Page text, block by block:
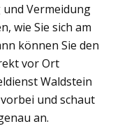
Vermeidung
wie Sie sich am
können Sie den
vor Ort
Waldstein
und schaut
an.